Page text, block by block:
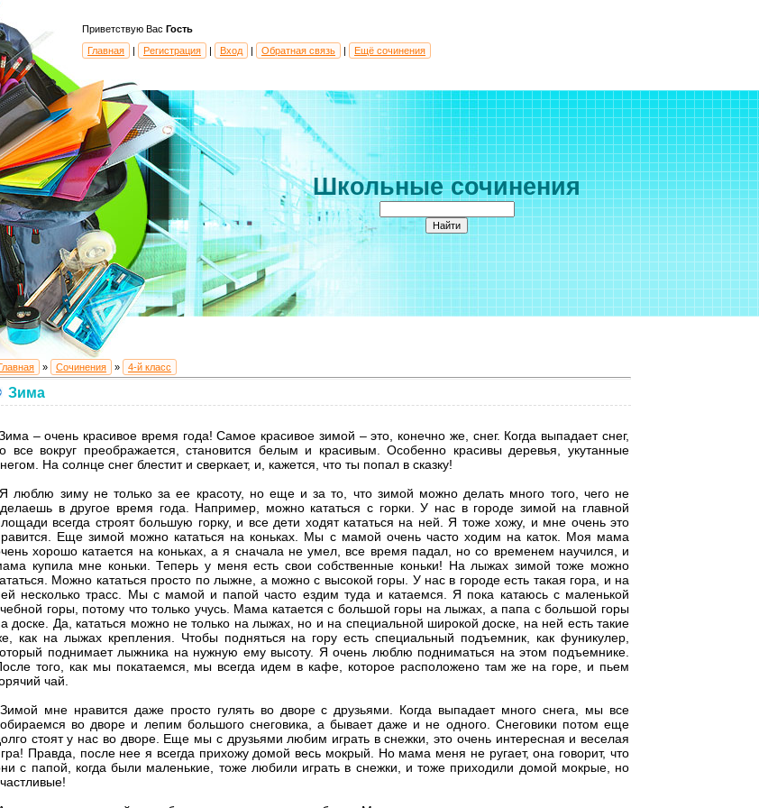
Приветствую Вас Гость
Главная
| Регистрация | Вход | Обратная связь | Ещё сочинения
Школьные сочинения
» Сочинения » 4-й класс
Зима
– очень красивое время года! Самое красивое зимой – это, конечно же, снег. Когда выпадает снег,
все вокруг преображается, становится белым и красивым. Особенно красивы деревья, укутанные
На солнце снег блестит и сверкает, и, кажется, что ты попал в сказку!
Я люблю зиму не только за ее красоту, но еще и за то, что зимой можно делать много того, чего не
в другое время года. Например, можно кататься с горки. У нас в городе зимой на главной
всегда строят большую горку, и все дети ходят кататься на ней. Я тоже хожу, и мне очень это
Еще зимой можно кататься на коньках. Мы с мамой очень часто ходим на каток. Моя мама
хорошо катается на коньках, а я сначала не умел, все время падал, но со временем научился, и
купила мне коньки. Теперь у меня есть свои собственные коньки! На лыжах зимой тоже можно
Можно кататься просто по лыжне, а можно с высокой горы. У нас в городе есть такая гора, и на
несколько трасс. Мы с мамой и папой часто ездим туда и катаемся. Я пока катаюсь с маленькой
горы, потому что только учусь. Мама катается с большой горы на лыжах, а папа с большой горы
доске. Да, кататься можно не только на лыжах, но и на специальной широкой доске, на ней есть такие
как на лыжах крепления. Чтобы подняться на гору есть специальный подъемник, как фуникулер,
поднимает лыжника на нужную ему высоту. Я очень люблю подниматься на этом подъемнике.
того, как мы покатаемся, мы всегда идем в кафе, которое расположено там же на горе, и пьем
чай.
Зимой мне нравится даже просто гулять во дворе с друзьями. Когда выпадает много снега, мы все
во дворе и лепим большого снеговика, а бывает даже и не одного. Снеговики потом еще
стоят у нас во дворе. Еще мы с друзьями любим играть в снежки, это очень интересная и веселая
Правда, после нее я всегда прихожу домой весь мокрый. Но мама меня не ругает, она говорит, что
с папой, когда были маленькие, тоже любили играть в снежки, и тоже приходили домой мокрые, но